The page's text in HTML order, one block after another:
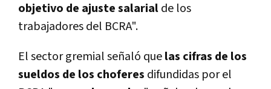
objetivo de ajuste salarialde los
trabajadores del BCRA".
El sector gremial señaló quelas cifras de los
sueldos de los choferes difundidas por el